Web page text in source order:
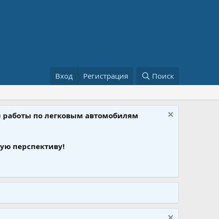
Вход Регистрация Поиск
работы по легковым автомобилям
перспективу!